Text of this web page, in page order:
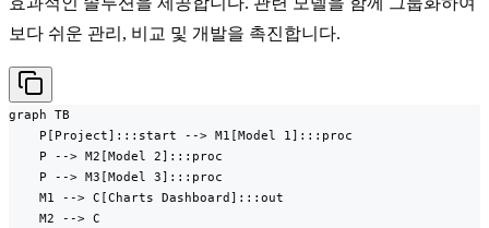
보다 쉬운 관리, 비교 및 개발을 촉진합니다.
graph TB
    P[Project]:::start --> M1[Model 1]:::proc
    P --> M2[Model 2]:::proc
    P --> M3[Model 3]:::proc
    M1 --> C[Charts Dashboard]:::out
    M2 --> C